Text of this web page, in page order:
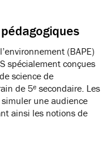
(BAPE)
spécialement conçues
science de
de 5ᵉ secondaire. Les
une audience
ainsi les notions de